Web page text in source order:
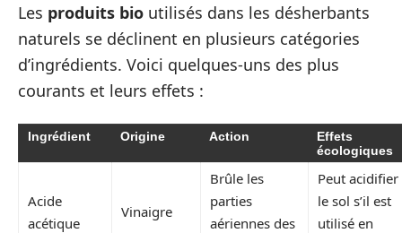
Les produits bio utilisés dans les désherbants
naturels se déclinent en plusieurs catégories
d’ingrédients. Voici quelques-uns des plus
courants et leurs effets :
Ingrédient Origine Action
Effets
écologiques
Acide
acétique
Vinaigre
Brûle les
parties
aériennes des
Peut acidifier
le sol s’il est
utilisé en